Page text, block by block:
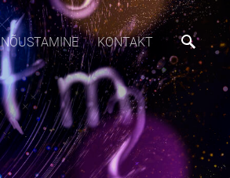
NÕUSTAMINE KONTAKT